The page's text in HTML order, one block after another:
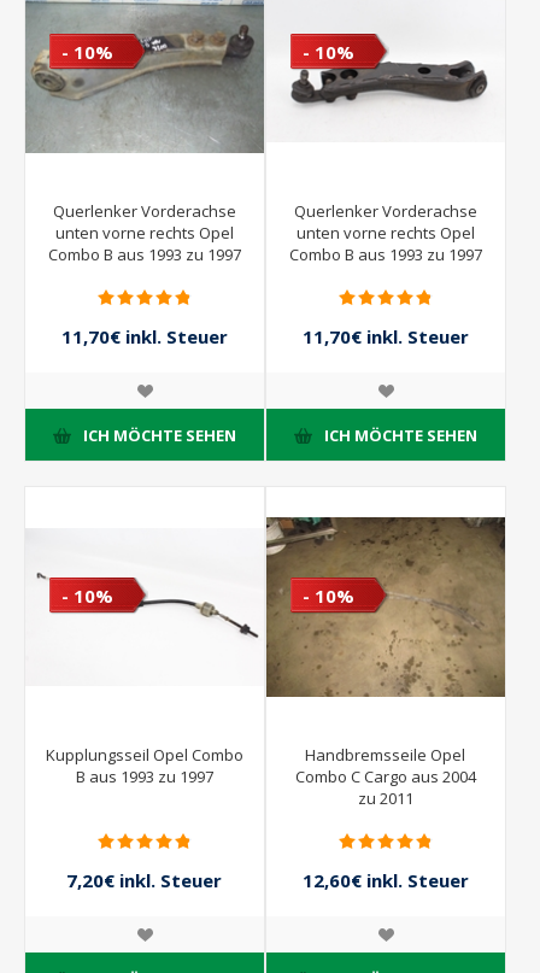
- 10%
Querlenker Vorderachse
unten vorne rechts Opel
Combo B aus 1993 zu 1997
11,70€ inkl. Steuer
ICH MÖCHTE SEHEN
- 10%
Querlenker Vorderachse
unten vorne rechts Opel
Combo B aus 1993 zu 1997
11,70€ inkl. Steuer
ICH MÖCHTE SEHEN
- 10%
Kupplungsseil Opel Combo
B aus 1993 zu 1997
7,20€ inkl. Steuer
- 10%
Handbremsseile Opel
Combo C Cargo aus 2004
zu 2011
12,60€ inkl. Steuer